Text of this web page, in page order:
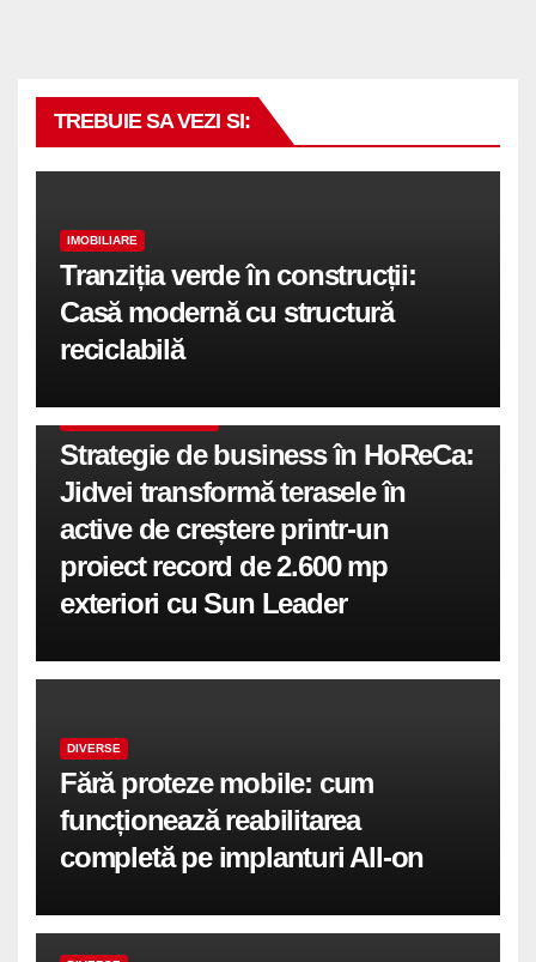
TREBUIE SA VEZI SI:
IMOBILIARE
Tranziția verde în construcții:
Casă modernă cu structură
reciclabilă
Strategie de business în HoReCa:
Jidvei transformă terasele în
active de creștere printr-un
proiect record de 2.600 mp
exteriori cu Sun Leader
DIVERSE
Fără proteze mobile: cum
funcționează reabilitarea
completă pe implanturi All-on